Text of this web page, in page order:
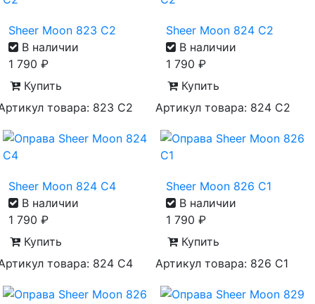
Sheer Moon 823 C2
В наличии
1 790 ₽
Купить
товара: 823 С2
Sheer Moon 824 C2
В наличии
1 790 ₽
Купить
Артикул товара: 824 С2
Sheer Moon 824 C4
В наличии
1 790 ₽
Купить
товара: 824 С4
Sheer Moon 826 C1
В наличии
1 790 ₽
Купить
Артикул товара: 826 С1